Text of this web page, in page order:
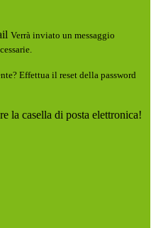
Verrà inviato un messaggio
Effettua il reset della password
la casella di posta elettronica!